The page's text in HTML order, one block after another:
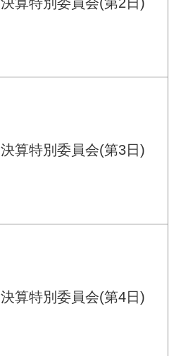
決算特別委員会(第3日)
決算特別委員会(第4日)